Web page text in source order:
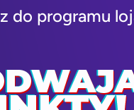
do programu